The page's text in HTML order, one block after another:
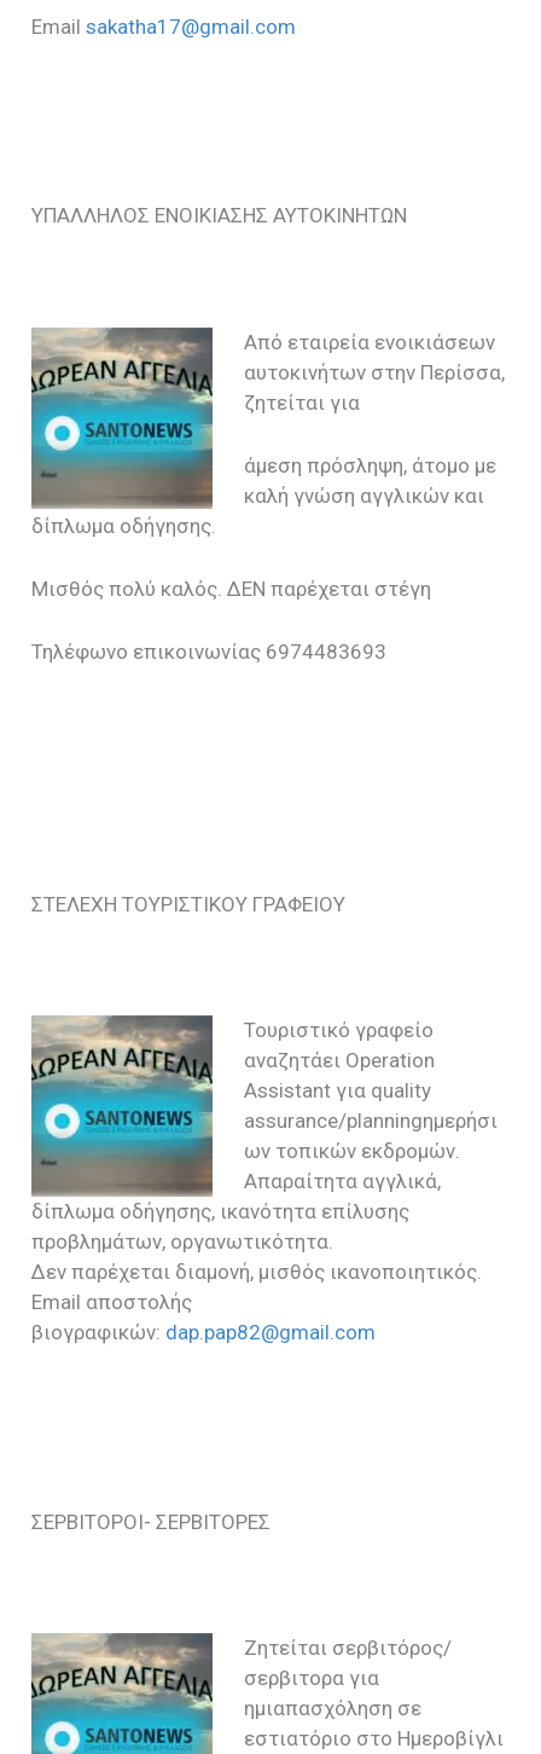
Emailsakatha17@gmail.com
ΥΠΑΛΛΗΛΟΣ ΕΝΟΙΚΙΑΣΗΣ ΑΥΤΟΚΙΝΗΤΩΝ
Από εταιρεία ενοικιάσεων
αυτοκινήτων στην Περίσσα,
ζητείται για
άμεση πρόσληψη, άτομο με
καλή γνώση αγγλικών και
δίπλωμα οδήγησης.
Μισθός πολύ καλός. ΔΕΝ παρέχεται στέγη
Τηλέφωνο επικοινωνίας 6974483693
ΣΤΕΛΕΧΗ ΤΟΥΡΙΣΤΙΚΟΥ ΓΡΑΦΕΙΟΥ
Τουριστικό γραφείο
αναζητάει Operation
Assistant για quality
assurance/planningημερήσι
ων τοπικών εκδρομών.
Απαραίτητα αγγλικά,
δίπλωμα οδήγησης, ικανότητα επίλυσης
προβλημάτων, οργανωτικότητα.
Δεν παρέχεται διαμονή, μισθός ικανοποιητικός.
Email αποστολής
βιογραφικών: dap.pap82@gmail.com
ΣΕΡΒΙΤΟΡΟΙ- ΣΕΡΒΙΤΟΡΕΣ
Ζητείται σερβιτόρος/
σερβιτορα για
ημιαπασχόληση σε
εστιατόριο στο Ημεροβίγλι